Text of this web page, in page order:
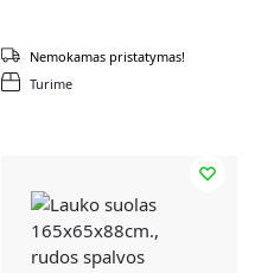
Turime
Nemokamas pristatymas!